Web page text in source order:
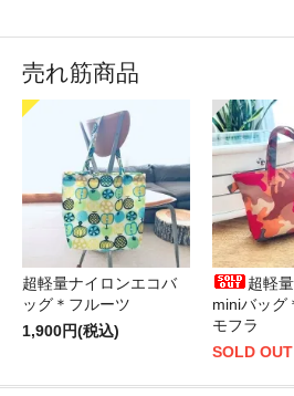
売れ筋商品
超軽量ナイロンエコバ
ッグ＊フルーツ
1,900円(税込)
超軽
miniバッグ
モフラ
SOLD OUT